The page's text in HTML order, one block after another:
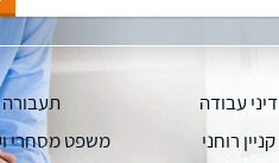
דיני עבודה
תעבורה
קניין רוחני
משפט מסחרי